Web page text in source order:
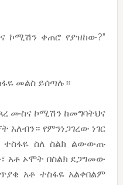
ኮሚሽን ቀጠሮ የያዝከው?”
መልስ ይሰጣሉ።
ሙስና ኮሚሽን ከመግባትህና
አለብን። የምንነጋገረው ነገር
ተስፋዬ ስለ ስልክ ልውውጡ
አቶ ኦሞት በስልክ ደጋግመው
ጥያቄ አቶ ተስፋዬ አልቀበልም